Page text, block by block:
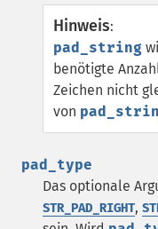
Hinweis:
pad_string
benötigte
Zeichen nicht
von
pad_type
Das optionale
STR_PAD_RIGHT,